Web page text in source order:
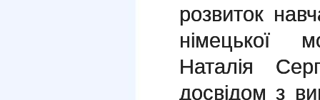
розвиток
німецької
Наталія
досвідом з